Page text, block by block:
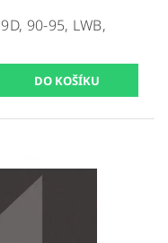
90-95, LWB,